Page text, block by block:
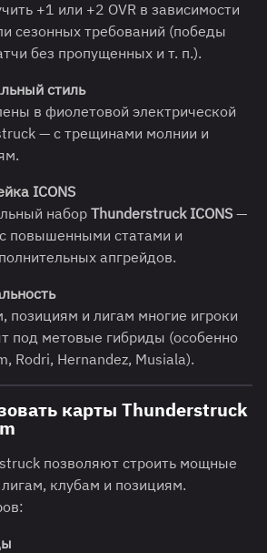
+1 или +2 OVR в зависимости
сезонных требований (победы
без пропущенных и т. п.).
стиль
в фиолетовой электрической
— с трещинами молнии и
ICONS
набор Thunderstruck ICONS —
повышенными статами и
апгрейдов.
позициям и лигам многие игроки
под метовые гибриды (особенно
Rodri, Hernandez, Musiala).
карты Thunderstruck
позволяют строить мощные
клубам и позициям.